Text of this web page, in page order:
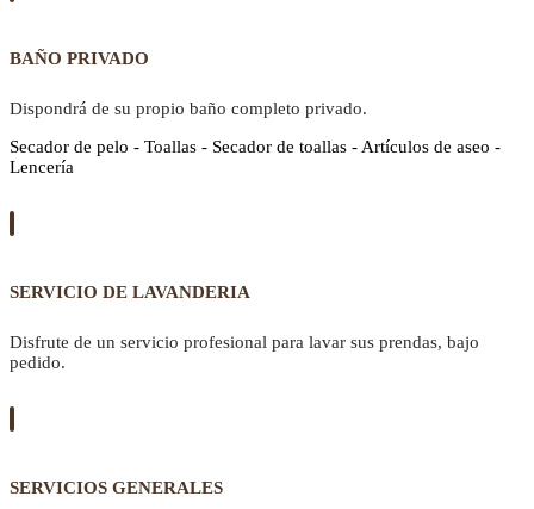
BAÑO PRIVADO
Dispondrá de su propio baño completo privado.
Secador de pelo - Toallas - Secador de toallas - Artículos de aseo -
Lencería
SERVICIO DE LAVANDERIA
Disfrute de un servicio profesional para lavar sus prendas, bajo
pedido.
SERVICIOS GENERALES